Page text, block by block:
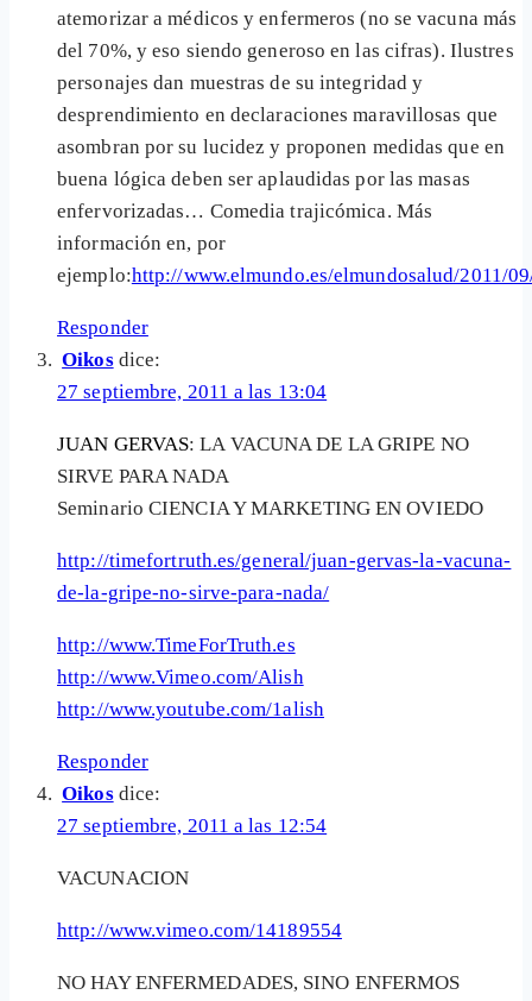
atemorizar a médicos y enfermeros (no se vacuna más
del 70%, y eso siendo generoso en las cifras). Ilustres
personajes dan muestras de su integridad y
desprendimiento en declaraciones maravillosas que
asombran por su lucidez y proponen medidas que en
buena lógica deben ser aplaudidas por las masas
enfervorizadas… Comedia trajicómica. Más
información en, por
ejemplo:http://www.elmundo.es/elmundosalud/2011/
Responder
Oikos dice:
27 septiembre, 2011 a las 13:04
JUAN GERVAS: LA VACUNA DE LA GRIPE NO
SIRVE PARA NADA
Seminario CIENCIA Y MARKETING EN OVIEDO
http://timefortruth.es/general/juan-gervas-la-vacuna-
de-la-gripe-no-sirve-para-nada/
http://www.TimeForTruth.es
http://www.Vimeo.com/Alish
http://www.youtube.com/1alish
Responder
Oikos dice:
27 septiembre, 2011 a las 12:54
VACUNACION
http://www.vimeo.com/14189554
NO HAY ENFERMEDADES, SINO ENFERMOS